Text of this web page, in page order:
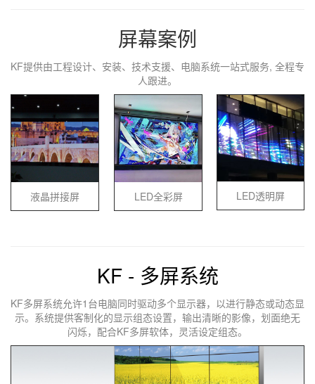
屏幕案例
KF提供由工程设计、安装、技术支援、电脑系统一站式服务, 全程专
人跟进。
液晶拼接屏 LED全彩屏 LED透明屏
KF - 多屏系统
KF多屏系统允许1台电脑同时驱动多个显示器，以进行静态或动态显
示。系统提供客制化的显示组态设置，输出清晰的影像，划面绝无
闪烁，配合KF多屏软体，灵活设定组态。